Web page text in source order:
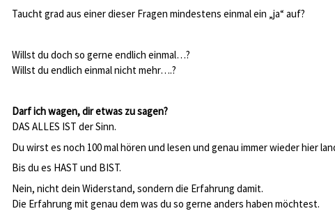
Taucht grad aus einer dieser Fragen mindestens einmal ein „ja“ auf?
Willst du doch so gerne endlich einmal…?
Willst du endlich einmal nicht mehr….?
Darf ich wagen, dir etwas zu sagen?
DAS ALLES IST der Sinn.
Du wirst es noch 100 mal hören und lesen und genau immer wieder hier
Bis du es HAST und BIST.
Nein, nicht dein Widerstand, sondern die Erfahrung damit.
Die Erfahrung mit genau dem was du so gerne anders haben möchtest.